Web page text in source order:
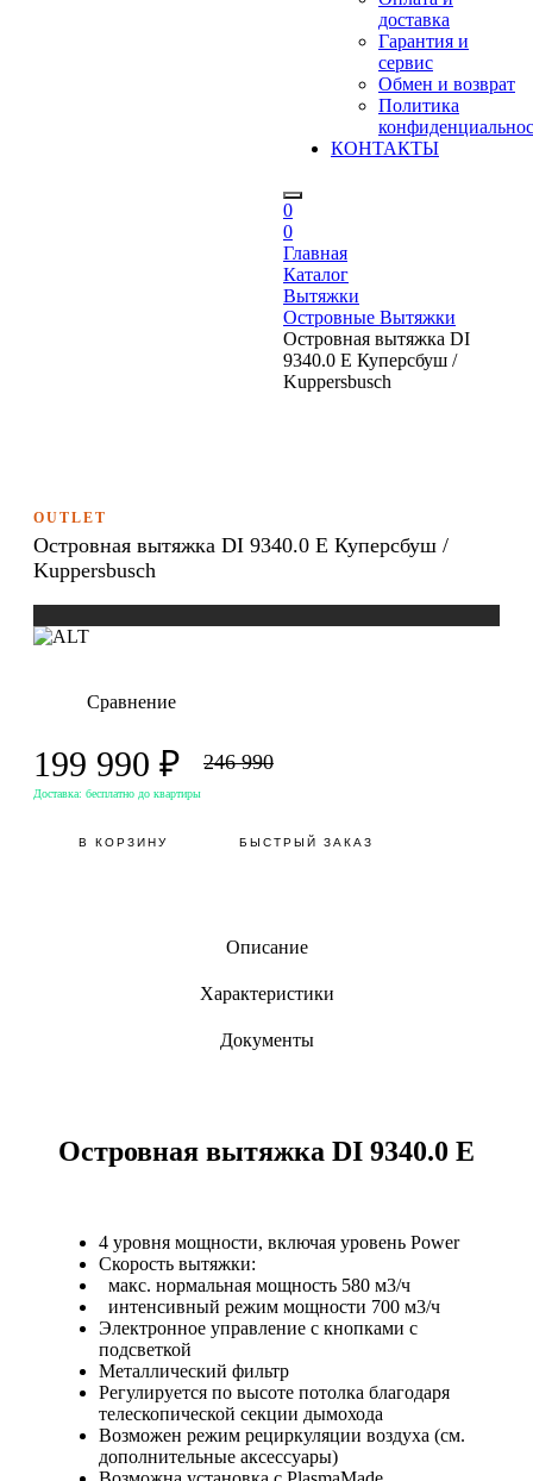
доставка
Гарантия и
сервис
Обмен и возврат
Политика
КОНТАКТЫ
0
0
Главная
Каталог
Вытяжки
Островные Вытяжки
Островная вытяжка DI
9340.0 E Куперсбуш /
Kuppersbusch
OUTLET
Островная вытяжка DI 9340.0 E Куперсбуш /
Kuppersbusch
Сравнение
199 990 ₽ 246 990
Доставка: бесплатно до квартиры
В КОРЗИНУ БЫСТРЫЙ ЗАКАЗ
Описание
Характеристики
Документы
Островная вытяжка DI 9340.0 E
4 уровня мощности, включая уровень Power
Скорость вытяжки:
макс. нормальная мощность 580 м3/ч
интенсивный режим мощности 700 м3/ч
Электронное управление с кнопками с
подсветкой
Металлический фильтр
Регулируется по высоте потолка благодаря
телескопической секции дымохода
Возможен режим рециркуляции воздуха (см.
дополнительные аксессуары)